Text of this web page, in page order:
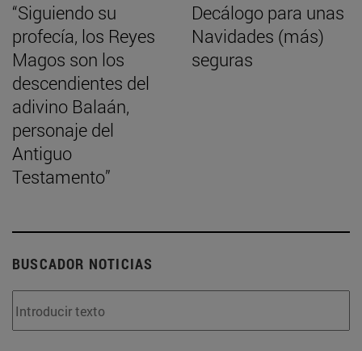
“Siguiendo su
profecía, los Reyes
Magos son los
descendientes del
adivino Balaán,
personaje del
Antiguo
Testamento”
Decálogo para unas
Navidades (más)
seguras
BUSCADOR NOTICIAS